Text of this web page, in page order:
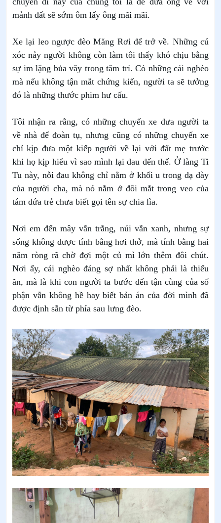
mảnh đất sẽ sớm ôm lấy ông mãi mãi.
Xe lại leo ngược đèo Măng Rơi để trở về. Những cú
xóc nảy người không còn làm tôi thấy khó chịu bằng
sự im lặng bủa vây trong tâm trí. Có những cái nghèo
mà nếu không tận mắt chứng kiến, người ta sẽ tưởng
đó là những thước phim hư cấu.
Tôi nhận ra rằng, có những chuyến xe đưa người ta
về nhà để đoàn tụ, nhưng cũng có những chuyến xe
chỉ kịp đưa một kiếp người về lại với đất mẹ trước
khi họ kịp hiểu vì sao mình lại đau đến thế. Ở làng Ti
Tu này, nỗi đau không chỉ nằm ở khối u trong dạ dày
của người cha, mà nó nằm ở đôi mắt trong veo của
tám đứa trẻ chưa biết gọi tên sự chia lìa.
Nơi em đến mây vẫn trắng, núi vẫn xanh, nhưng sự
sống không được tính bằng hơi thở, mà tính bằng hai
năm ròng rã chờ đợi một củ mì lớn thêm đôi chút.
Nơi ấy, cái nghèo đáng sợ nhất không phải là thiếu
ăn, mà là khi con người ta bước đến tận cùng của số
phận vẫn không hề hay biết bản án của đời mình đã
được định sẵn từ phía sau lưng đèo.